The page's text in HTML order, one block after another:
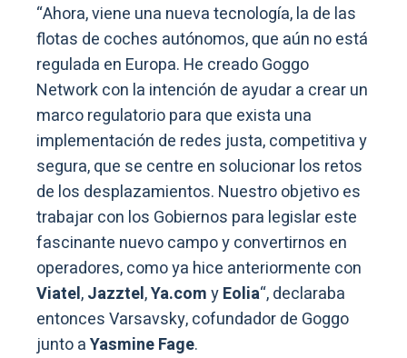
“Ahora, viene una nueva tecnología, la de las
flotas de coches autónomos, que aún no está
regulada en Europa. He creado Goggo
Network con la intención de ayudar a crear un
marco regulatorio para que exista una
implementación de redes justa, competitiva y
segura, que se centre en solucionar los retos
de los desplazamientos. Nuestro objetivo es
trabajar con los Gobiernos para legislar este
fascinante nuevo campo y convertirnos en
operadores, como ya hice anteriormente con
Viatel,Jazztel,Ya.comyEolia“, declaraba
entonces Varsavsky, cofundador de Goggo
junto aYasmine Fage.